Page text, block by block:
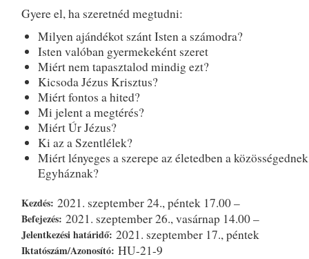
Gyere el, ha szeretnéd megtudni:
Milyen ajándékot szánt Isten a számodra?
Isten valóban gyermekeként szeret
Miért nem tapasztalod mindig ezt?
Kicsoda Jézus Krisztus?
Miért fontos a hited?
Mi jelent a megtérés?
Miért Úr Jézus?
Ki az a Szentlélek?
Miért lényeges a szerepe az életedben a
Egyháznak?
Kezdés: 2021. szeptember 24., péntek 17.00 –
Befejezés: 2021. szeptember 26., vasárnap 14.00 –
Jelentkezési határidő: 2021. szeptember 17., péntek
Iktatószám/Azonosító: HU-21-9